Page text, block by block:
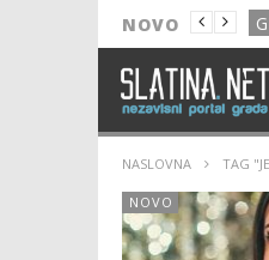
NOVO
NASLOVNA TAG
NOVO